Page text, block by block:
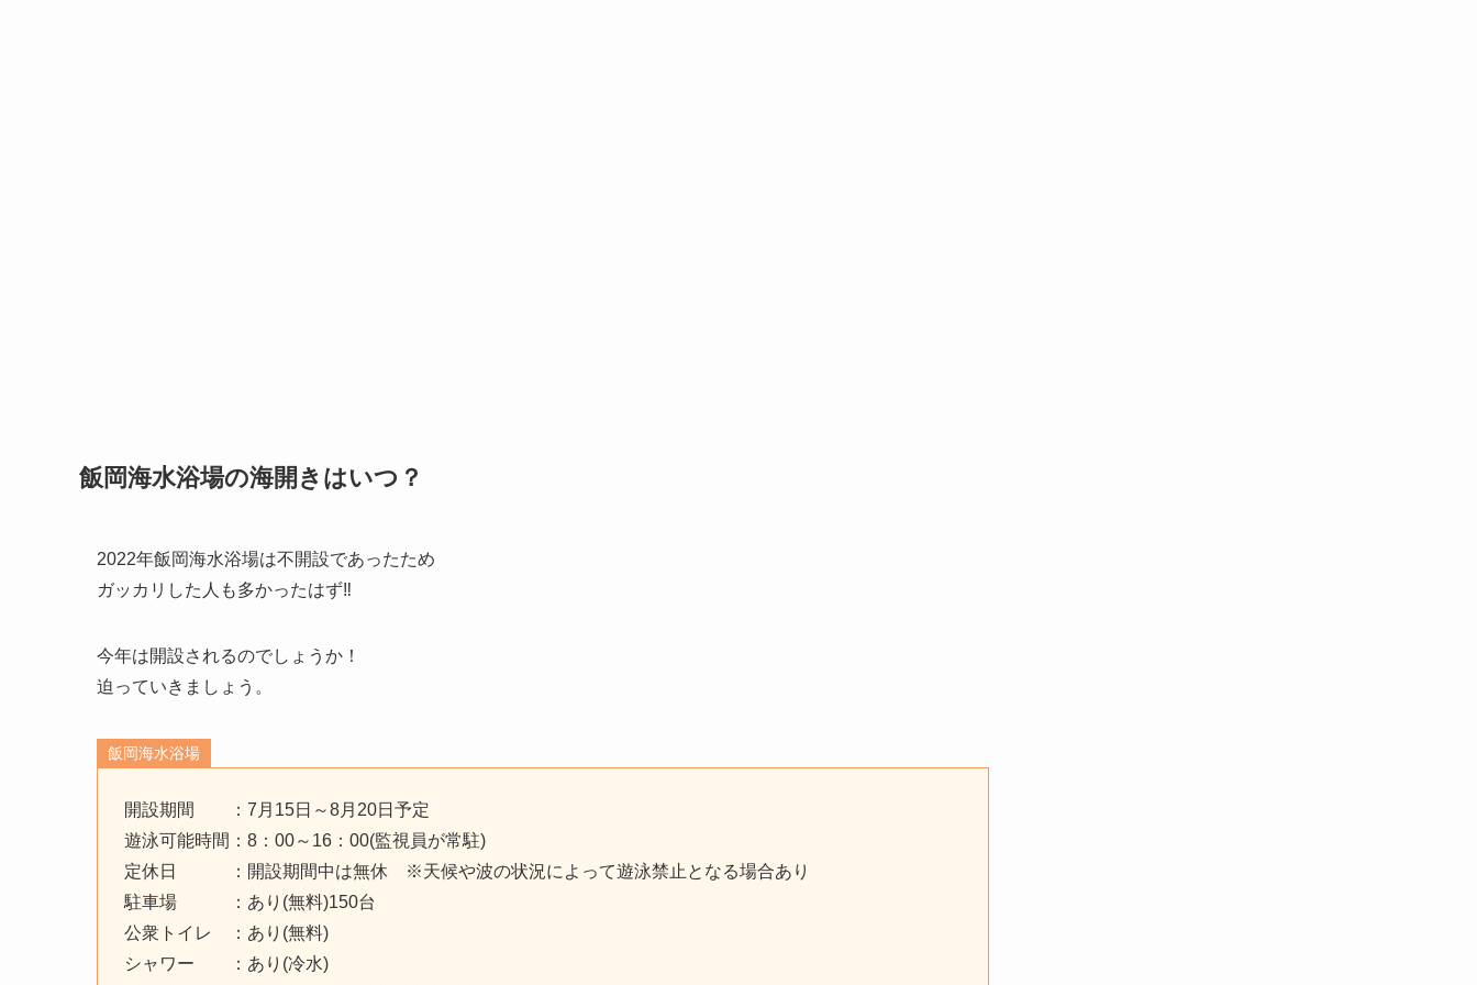
飯岡海水浴場の海開きはいつ？
2022年飯岡海水浴場は不開設であったため
ガッカリした人も多かったはず‼
今年は開設されるのでしょうか！
迫っていきましょう。
飯岡海水浴場
開設期間 ：7月15日～8月20日予定
遊泳可能時間：8：00～16：00(監視員が常駐)
定休日 ：開設期間中は無休 ※天候や波の状況によって遊泳禁止となる場合あり
駐車場 ：あり(無料)150台
公衆トイレ ：あり(無料)
シャワー ：あり(冷水)